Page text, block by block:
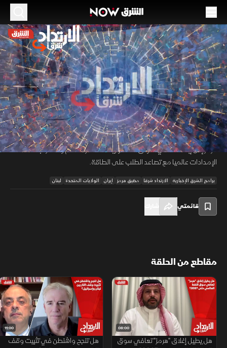
00:12/46:20
الموسم 2026
أزمة مضيق هرمز تتفاقم.. وبيروت تتمسك بالهدنة
11 مايو 2026 46:19 سياسة
الارتداد شرقا
تعثر المفاوضات مع إيران يرفع احتمالات التصعيد العسكري، وسط تحذيرات من
منح طهران واشنطن ذرائع إضافية لتنفيذ ضربات جديدة. وفي لبنان، تتواصل
الجهود لتثبيت وقف إطلاق النار رغم استمرار التوترات، بينما يؤدي إغلاق مضيق
هرمز إلى إبطاء تعافي أسواق النفط وزيادة مخاطر التضخم واضطراب
الإمدادات عالميا مع تصاعد الطلب على الطاقة.
برامج الشرق الإخبارية الارتداد شرقا مضيق هرمز إيران الولايات المتحدة لبنان
قائمتي
مقاطع من الحلقة
08:00
هل يطيل إغلاق "هرمز" تعافي سوق
11:00
هل تنجح واشنطن في تثبيت وقف